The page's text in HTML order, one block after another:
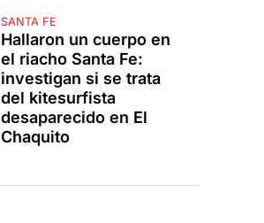
SANTA FE
Hallaron un cuerpo en
el riacho Santa Fe:
investigan si se trata
del kitesurfista
desaparecido en El
Chaquito